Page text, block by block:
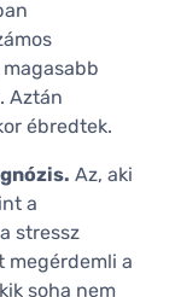
Aztán
ébredtek.
Az, aki
a
stressz
megérdemli a
soha nem